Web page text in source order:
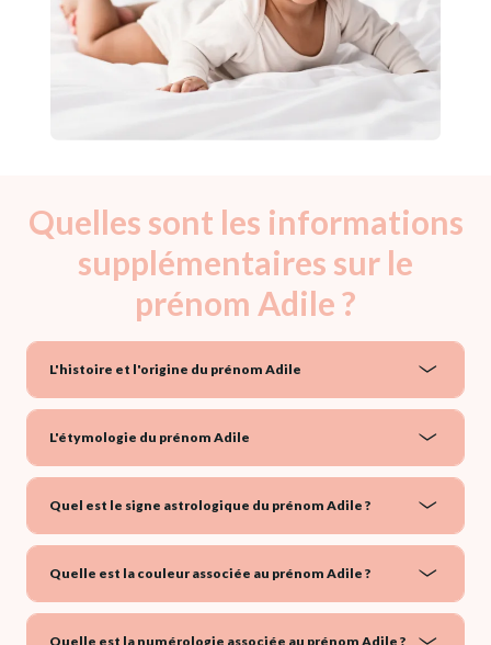
Quelles sont les informations
supplémentaires sur le
prénom Adile ?
L'histoire et l'origine du prénom Adile
L'étymologie du prénom Adile
Quel est le signe astrologique du prénom Adile ?
Quelle est la couleur associée au prénom Adile ?
Quelle est la numérologie associée au prénom Adile ?